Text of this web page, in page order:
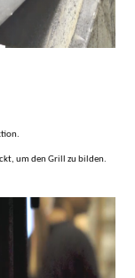
um den Grill zu bilden.